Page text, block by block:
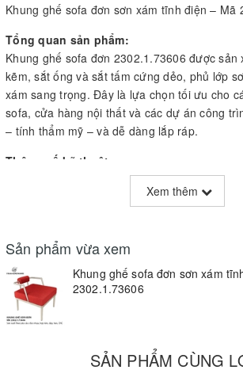
Khung ghế sofa đơn sơn xám tĩnh điện – Mã
Tổng quan sản phẩm:
Khung ghế sofa đơn 2302.1.73606 được sản
kẽm, sắt ống và sắt tấm cứng dẻo, phủ lớp
xám sang trọng. Đây là lựa chọn tối ưu cho
sofa, cửa hàng nội thất và các dự án công
– tính thẩm mỹ – và dễ dàng lắp ráp.
Thông số kỹ thuật:
Sắt tấm cứng dẻo: dày 2mm
Sắt tấm cứng dẻo: dày 5mm
Sắt ống Ø42mm, dày 1mm
Bề mặt: Sơn tĩnh điện màu xám, chống gỉ
Xem thêm
Sản phẩm vừa xem
Khung ghế sofa đơn sơn xám
2302.1.73606
SẢN PHẨM CÙNG